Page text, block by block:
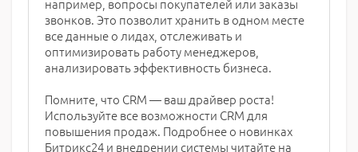
звонков. Это позволит хранить в одном месте
все данные о лидах, отслеживать и
оптимизировать работу менеджеров,
анализировать эффективность бизнеса.
Помните, что CRM — ваш драйвер роста!
Используйте все возможности CRM для
повышения продаж. Подробнее о новинках
Битрикс24 и внедрении системы читайте на